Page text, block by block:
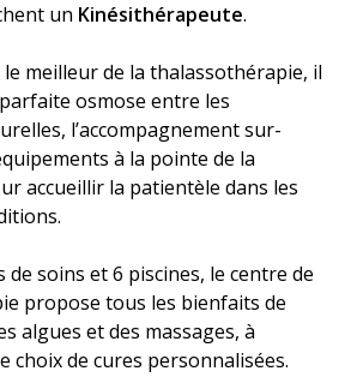
un Kinésithérapeute.
meilleur de la thalassothérapie, il
osmose entre les
l’accompagnement sur-
à la pointe de la
accueillir la patientèle dans les
de soins et 6 piscines, le centre de
propose tous les bienfaits de
algues et des massages, à
choix de cures personnalisées.